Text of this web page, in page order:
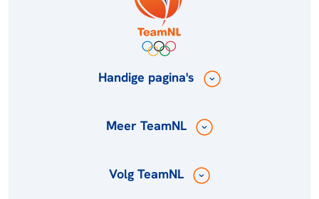
Handige pagina's
Meer TeamNL
Volg TeamNL